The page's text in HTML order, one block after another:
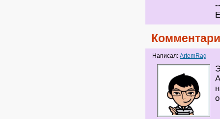
Написал:ArtemRag